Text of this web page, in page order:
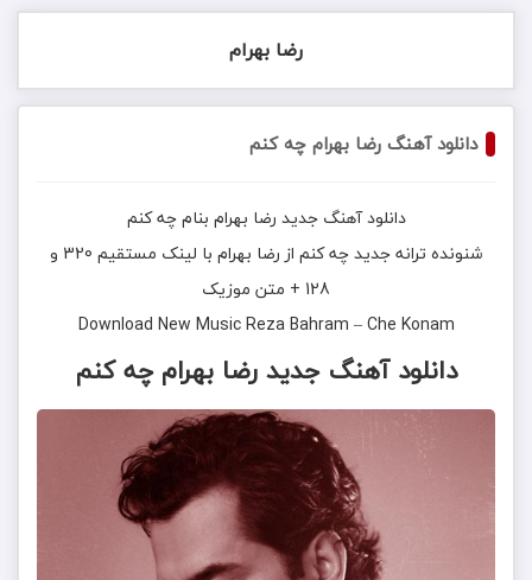
رضا بهرام
دانلود آهنگ رضا بهرام چه کنم
دانلود آهنگ جديد رضا بهرام بنامچه کنم
شنونده ترانه جدیدچه کنم از رضا بهرام
با لینک مستقیم 320 و
128 + متن موزیک
Download New MusicReza Bahram –Che Konam
دانلود آهنگ جدید رضا بهرام چه کنم